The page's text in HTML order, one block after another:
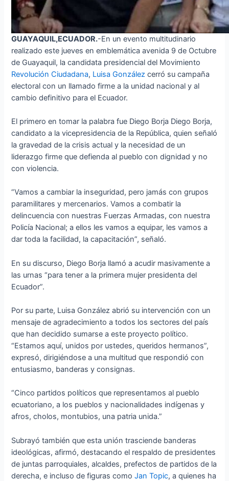
GUAYAQUIL,ECUADOR.-En un evento multitudinario
realizado este jueves en emblemática avenida 9 de Octubre
de Guayaquil, la candidata presidencial del Movimiento
Revolución Ciudadana, Luisa González cerró su campaña
electoral con un llamado firme a la unidad nacional y al
cambio definitivo para el Ecuador.
El primero en tomar la palabra fue Diego Borja Diego Borja,
candidato a la vicepresidencia de la República, quien señaló
la gravedad de la crisis actual y la necesidad de un
liderazgo firme que defienda al pueblo con dignidad y no
con violencia.
“Vamos a cambiar la inseguridad, pero jamás con grupos
paramilitares y mercenarios. Vamos a combatir la
delincuencia con nuestras Fuerzas Armadas, con nuestra
Policía Nacional; a ellos les vamos a equipar, les vamos a
dar toda la facilidad, la capacitación”, señaló.
En su discurso, Diego Borja llamó a acudir masivamente a
las urnas “para tener a la primera mujer presidenta del
Ecuador”.
Por su parte, Luisa González abrió su intervención con un
mensaje de agradecimiento a todos los sectores del país
que han decidido sumarse a este proyecto político.
“Estamos aquí, unidos por ustedes, queridos hermanos”,
expresó, dirigiéndose a una multitud que respondió con
entusiasmo, banderas y consignas.
“Cinco partidos políticos que representamos al pueblo
ecuatoriano, a los pueblos y nacionalidades indígenas y
afros, cholos, montubios, una patria unida.”
Subrayó también que esta unión trasciende banderas
ideológicas, afirmó, destacando el respaldo de presidentes
de juntas parroquiales, alcaldes, prefectos de partidos de la
derecha, e incluso de figuras comoJan Topic, a quienes ha